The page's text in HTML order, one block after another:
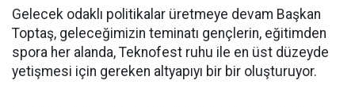
Gelecek odaklı politikalar üretmeye devam Başkan
Toptaş, geleceğimizin teminatı gençlerin, eğitimden
spora her alanda, Teknofest ruhu ile en üst düzeyde
yetişmesi için gereken altyapıyı bir bir oluşturuyor.